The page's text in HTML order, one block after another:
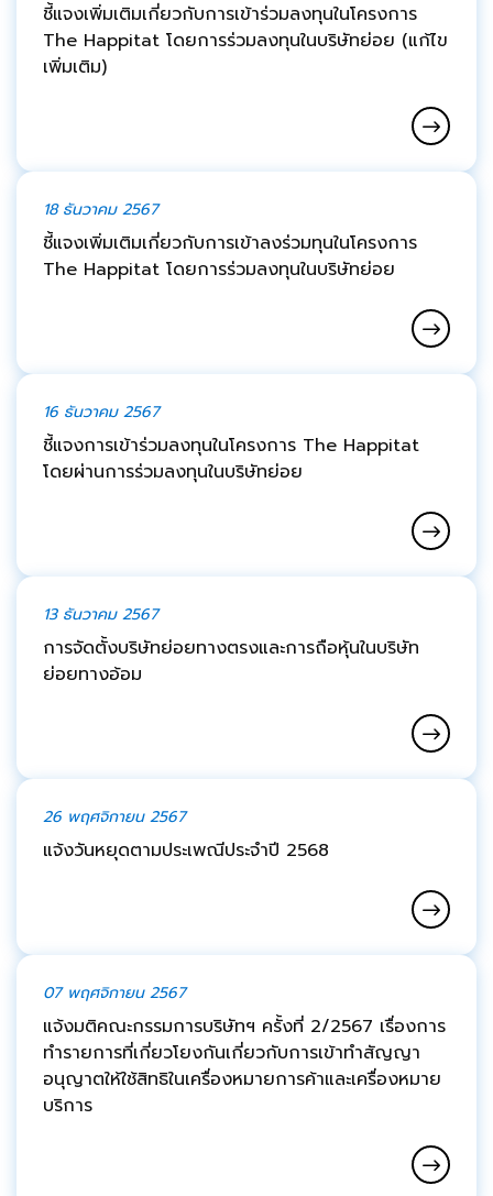
ชี้แจงเพิ่มเติมเกี่ยวกับการเข้าร่วมลงทุนในโครงการ
The Happitat โดยการร่วมลงทุนในบริษัทย่อย (แก้ไข
เพิ่มเติม)
18 ธันวาคม 2567
ชี้แจงเพิ่มเติมเกี่ยวกับการเข้าลงร่วมทุนในโครงการ
The Happitat โดยการร่วมลงทุนในบริษัทย่อย
16 ธันวาคม 2567
ชี้แจงการเข้าร่วมลงทุนในโครงการ The Happitat
โดยผ่านการร่วมลงทุนในบริษัทย่อย
13 ธันวาคม 2567
การจัดตั้งบริษัทย่อยทางตรงและการถือหุ้นในบริษัท
ย่อยทางอ้อม
26 พฤศจิกายน 2567
แจ้งวันหยุดตามประเพณีประจำปี 2568
07 พฤศจิกายน 2567
แจ้งมติคณะกรรมการบริษัทฯ ครั้งที่ 2/2567 เรื่องการ
ทำรายการที่เกี่ยวโยงกันเกี่ยวกับการเข้าทำสัญญา
อนุญาตให้ใช้สิทธิในเครื่องหมายการค้าและเครื่องหมาย
บริการ